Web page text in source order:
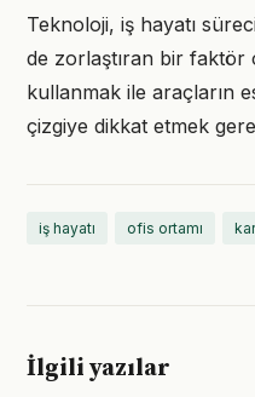
Teknoloji, iş hayatı
de zorlaştıran bir faktör
kullanmak ile araçların
çizgiye dikkat etmek
iş hayatı ofis ortamı
İlgili yazılar